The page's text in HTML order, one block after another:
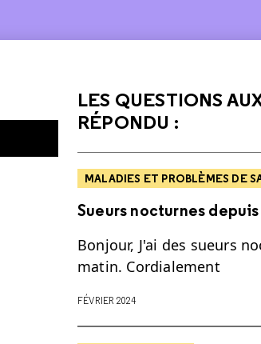
LES QUESTIONS
RÉPONDU :
MALADIES ET PROBLÈMES DE
Sueurs nocturnes
Bonjour, J'ai des sueurs
matin. Cordialement
FÉVRIER 2024